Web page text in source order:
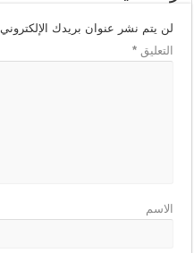
لن يتم نشر عنوان بريدك الإلكتروني.
التعليق*
الاسم